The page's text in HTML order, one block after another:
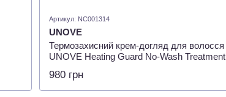
Артикул: NC001314
UNOVE
Термозахисний крем-догляд для волосся
UNOVE Heating Guard No-Wash Treatment
980 грн